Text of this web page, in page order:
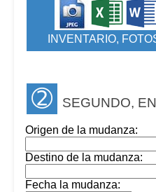
INVENTARIO,
➁ SEGUNDO,
Origen de la mudanza:
Destino de la mudanza:
Fecha la mudanza: